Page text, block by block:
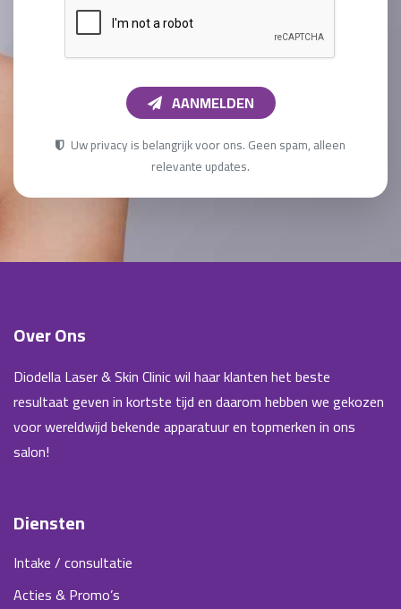
AANMELDEN
Uw privacy is belangrijk voor ons. Geen spam, alleen
relevante updates.
Over Ons
Diodella Laser & Skin Clinic wil haar klanten het beste
resultaat geven in kortste tijd en daarom hebben we gekozen
voor wereldwijd bekende apparatuur en topmerken in ons
salon!
Diensten
Intake / consultatie
Acties & Promo’s